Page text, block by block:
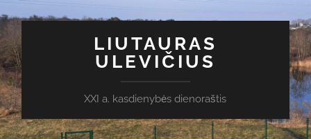
LIUTAURAS
ULEVIČIUS
XXI a. kasdienybės dienoraštis